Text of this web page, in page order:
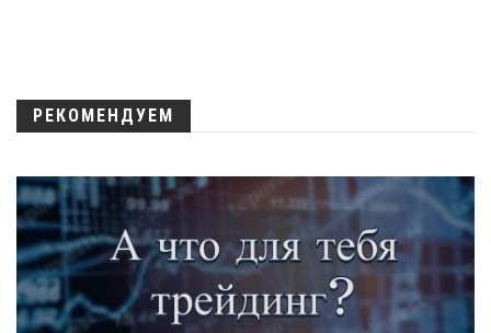
РЕКОМЕНДУЕМ